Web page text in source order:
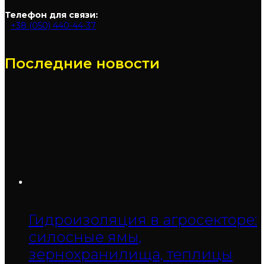
Телефон для связи:
+38 (050) 440-44-37
Последние новости
Гидроизоляция в агросекторе:
силосные ямы,
зернохранилища, теплицы